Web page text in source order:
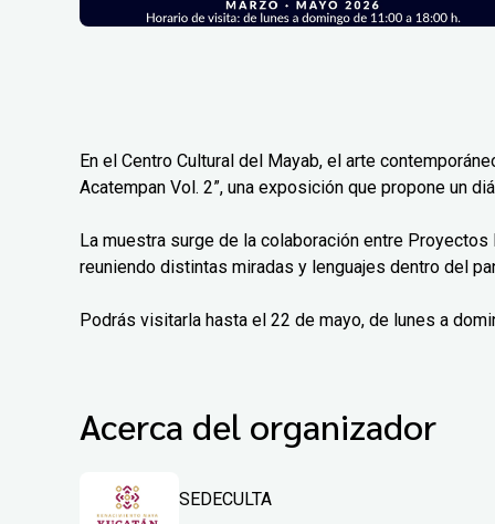
En el Centro Cultural del Mayab, el arte
Acatempan Vol. 2”, una exposición que propone un
La muestra surge de la colaboración entre
reuniendo distintas miradas y lenguajes dentro del
Podrás visitarla hasta el 22 de mayo, de lunes a
Acerca del organizador
SEDECULTA